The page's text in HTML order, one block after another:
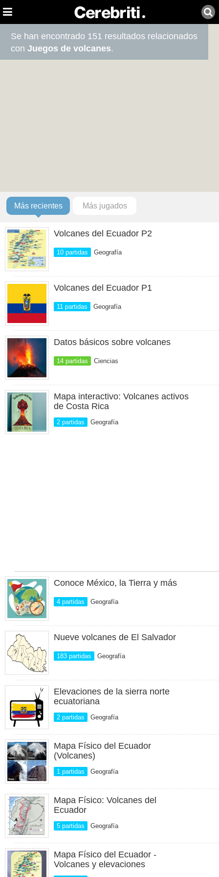
Se han encontrado 151 resultados relacionados
conJuegos de volcanes.
Más recientes Más jugados
Volcanes del Ecuador P2
10 partidas Geografía
Volcanes del Ecuador P1
11 partidas Geografía
Datos básicos sobre volcanes
14 partidas Ciencias
Mapa interactivo: Volcanes activos
de Costa Rica
2 partidas Geografía
Conoce México, la Tierra y más
4 partidas Geografía
Nueve volcanes de El Salvador
183 partidas Geografía
Elevaciones de la sierra norte
ecuatoriana
2 partidas Geografía
Mapa Físico del Ecuador
(Volcanes)
1 partidas Geografía
Mapa Físico: Volcanes del
Ecuador
5 partidas Geografía
Mapa Físico del Ecuador -
Volcanes y elevaciones